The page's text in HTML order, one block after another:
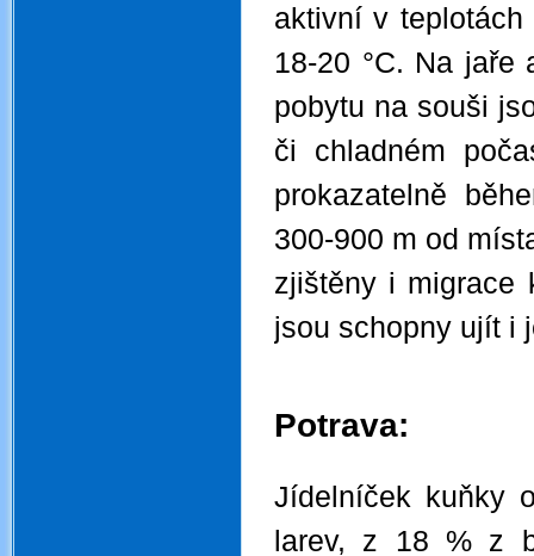
aktivní v
18-20 °C. Na jaře
pobytu na souši
či chladném
prokazatelně
300-900 m od
zjištěny i migrace
jsou schopny ujít i
Potrava:
Jídelníček kuňky
larev, z 18 % z